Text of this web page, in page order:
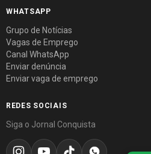
WHATSAPP
Grupo de Notícias
Vagas de Emprego
Canal WhatsApp
Enviar denúncia
Enviar vaga de emprego
REDES SOCIAIS
Siga o Jornal Conquista